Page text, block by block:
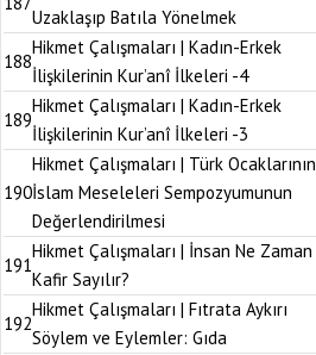
Uzaklaşıp Batıla Yönelmek
188
Hikmet Çalışmaları | Kadın-Erkek
İlişkilerinin Kur’anî İlkeleri -4
189
Hikmet Çalışmaları | Kadın-Erkek
İlişkilerinin Kur’anî İlkeleri -3
190
Hikmet Çalışmaları | Türk Ocaklarının
İslam Meseleleri Sempozyumunun
Değerlendirilmesi
191
Hikmet Çalışmaları | İnsan Ne Zaman
Kafir Sayılır?
192
Hikmet Çalışmaları | Fıtrata Aykırı
Söylem ve Eylemler: Gıda